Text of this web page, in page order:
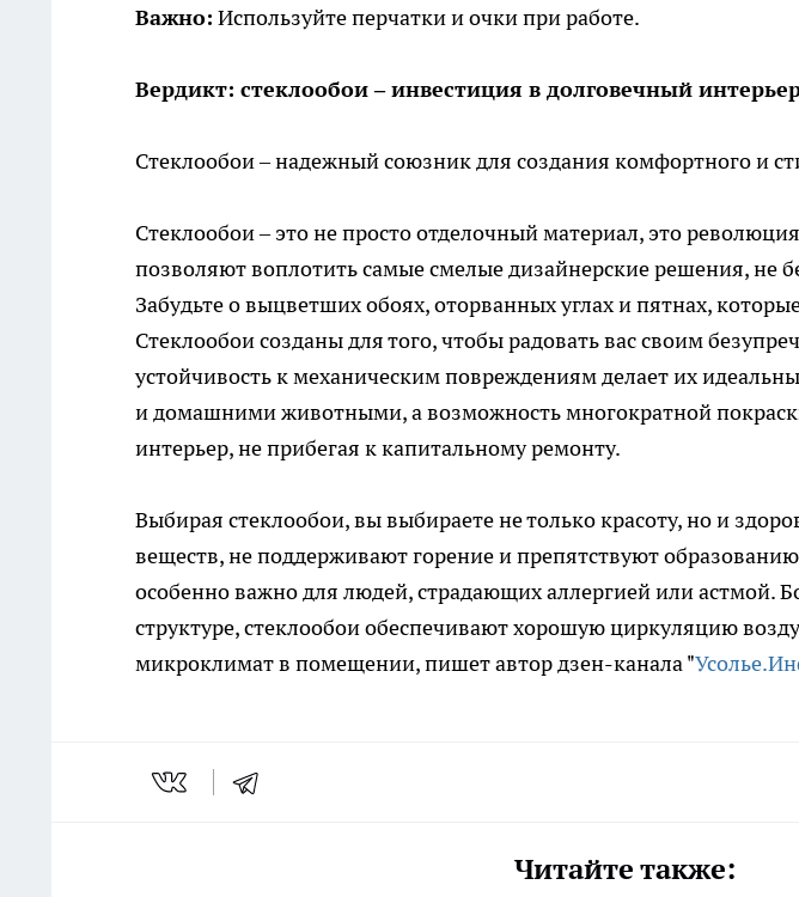
Важно: Используйте перчатки и очки при работе.
Вердикт: стеклообои – инвестиция в долговечный
Стеклообои – надежный союзник для создания комфортного и
Стеклообои – это не просто отделочный материал, это
позволяют воплотить самые смелые дизайнерские решения, не
Забудьте о выцветших обоях, оторванных углах и пятнах,
Стеклообои созданы для того, чтобы радовать вас своим
устойчивость к механическим повреждениям делает их
и домашними животными, а возможность многократной
интерьер, не прибегая к капитальному ремонту.
Выбирая стеклообои, вы выбираете не только красоту, но и
веществ, не поддерживают горение и препятствуют
особенно важно для людей, страдающих аллергией или астмой.
структуре, стеклообои обеспечивают хорошую циркуляцию
микроклимат в помещении, пишет автор дзен-канала "
Читайте также: